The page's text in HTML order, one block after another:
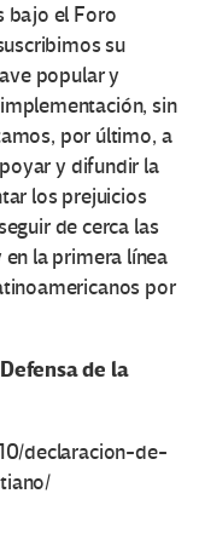
bajo el Foro
su
popular y
sin
por último, a
y difundir la
los prejuicios
de cerca las
en la primera línea
por
de la
declaracion-de-